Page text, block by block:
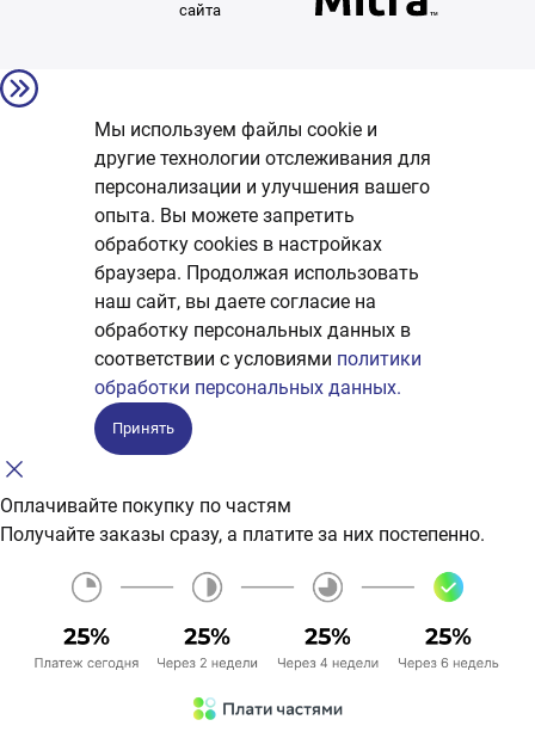
сайта
Мы используем файлы cookie и
другие технологии отслеживания для
персонализации и улучшения вашего
опыта. Вы можете запретить
обработку сookies в настройках
браузера. Продолжая использовать
наш сайт, вы даете согласие на
обработку персональных данных в
соответствии с условиями политики
обработки персональных данных.
Принять
Оплачивайте покупку по частям
Получайте заказы сразу, а платите за них постепенно.